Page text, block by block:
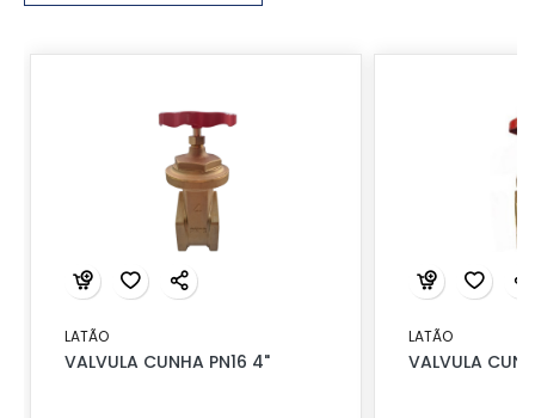
LATÃO
VALVULA CUNHA PN16 4"
LATÃO
VALVULA